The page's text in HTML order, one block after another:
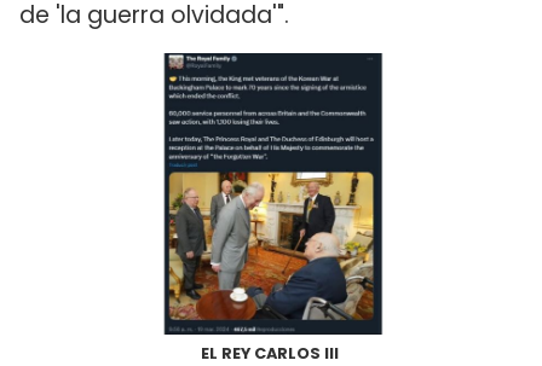
de 'la guerra olvidada'".
EL REY CARLOS III